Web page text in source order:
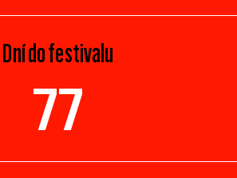
Dní do festivalu
77